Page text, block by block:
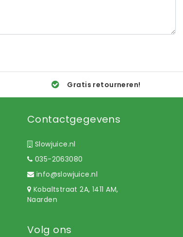
Gratis retourneren!
Contactgegevens
Slowjuice.nl
035-2063080
info@slowjuice.nl
Kobaltstraat 2A, 1411 AM,
Naarden
Volg ons